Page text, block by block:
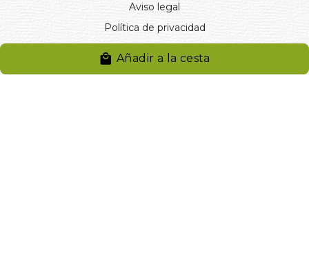
Añadir a la cesta
Aviso legal
Política de privacidad